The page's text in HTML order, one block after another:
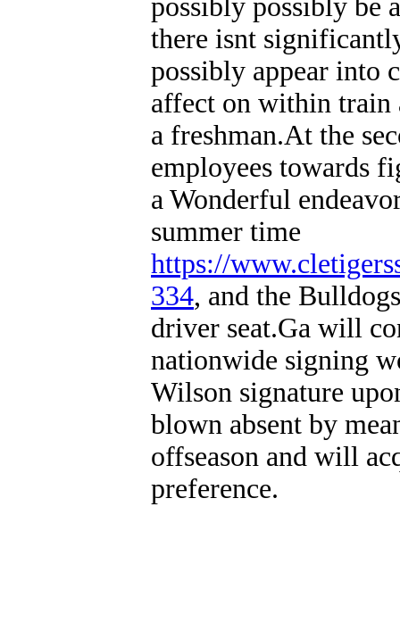
possibly possibly be
there isnt
possibly appear into
affect on within train
a freshman.At the
employees towards
a Wonderful
summer time
https://
334, and the
driver seat.Ga will
nationwide signing
Wilson signature
blown absent by
offseason and will
preference.